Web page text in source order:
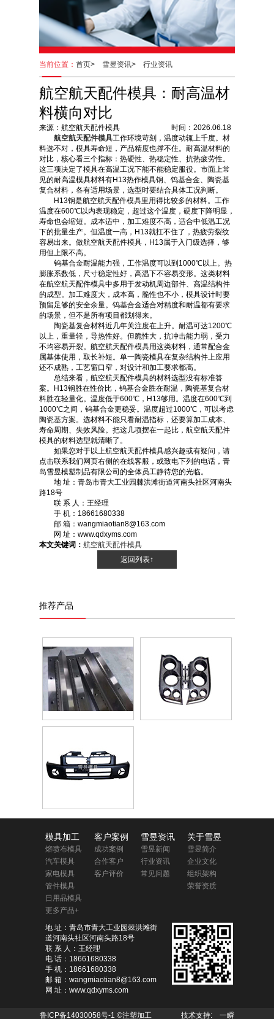
当前位置： 首页> 雪昱资讯> 行业资讯
航空航天配件模具：耐高温材
料横向对比
来源：航空航天配件模具 时间：2026.06.18
航空航天配件模具工作环境苛刻，温度动辄上千度。材
料选不对，模具寿命短，产品精度也撑不住。耐高温材料的
对比，核心看三个指标：热硬性、热稳定性、抗热疲劳性。
这三项决定了模具在高温工况下能不能稳定服役。市面上常
见的耐高温模具材料有H13热作模具钢、钨基合金、陶瓷基
复合材料，各有适用场景，选型时要结合具体工况判断。
H13钢是航空航天配件模具里用得比较多的材料。工作
温度在600℃以内表现稳定，超过这个温度，硬度下降明显，
寿命也会缩短。成本适中，加工难度不高，适合中低温工况
下的批量生产。但温度一高，H13就扛不住了，热疲劳裂纹
容易出来。做航空航天配件模具，H13属于入门级选择，够
用但上限不高。
钨基合金耐温能力强，工作温度可以到1000℃以上。热
膨胀系数低，尺寸稳定性好，高温下不容易变形。这类材料
在航空航天配件模具中多用于发动机周边部件、高温结构件
的成型。加工难度大，成本高，脆性也不小，模具设计时要
预留足够的安全余量。钨基合金适合对精度和耐温都有要求
的场景，但不是所有项目都划得来。
陶瓷基复合材料近几年关注度在上升。耐温可达1200℃
以上，重量轻，导热性好。但脆性大，抗冲击能力弱，受力
不均容易开裂。航空航天配件模具用这类材料，通常配合金
属基体使用，取长补短。单一陶瓷模具在复杂结构件上应用
还不成熟，工艺窗口窄，对设计和加工要求都高。
总结来看，航空航天配件模具的材料选型没有标准答
案。H13钢胜在性价比，钨基合金胜在耐温，陶瓷基复合材
料胜在轻量化。温度低于600℃，H13够用。温度在600℃到
1000℃之间，钨基合金更稳妥。温度超过1000℃，可以考虑
陶瓷基方案。选材料不能只看耐温指标，还要算加工成本、
寿命周期、失效风险。把这几项摆在一起比，航空航天配件
模具的材料选型就清晰了。
如果您对于以上航空航天配件模具感兴趣或有疑问，请
点击联系我们网页右侧的在线客服，或致电下列的电话，青
岛雪昱模塑制品有限公司的全体员工静待您的光临。
地 址：青岛市青大工业园棘洪滩街道河南头社区河南头
路18号
联 系 人：王经理
手 机：18661680338
邮 箱：wangmiaotian8@163.com
网 址：www.qdxyms.com
本文关键词： 航空航天配件模具
返回列表↑
推荐产品
模具加工
熔喷布模具
汽车模具
家电模具
管件模具
日用品模具
更多产品+
客户案例
成功案例
合作客户
客户评价
雪昱资讯
雪昱新闻
行业资讯
常见问题
关于雪昱
雪昱简介
企业文化
组织架构
荣誉资质
地 址：青岛市青大工业园棘洪滩街
道河南头社区河南头路18号
联 系 人：王经理
电 话：18661680338
手 机：18661680338
邮 箱：wangmiaotian8@163.com
网 址：www.qdxyms.com
鲁ICP备14030058号-1 ©注塑加工 技术支持: 一瞬